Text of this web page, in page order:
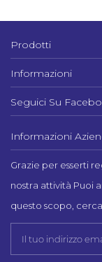
Informazioni
Grazie per esserti
nostra attività Puoi
questo scopo,
Prodotti
Informazioni
Seguici Su